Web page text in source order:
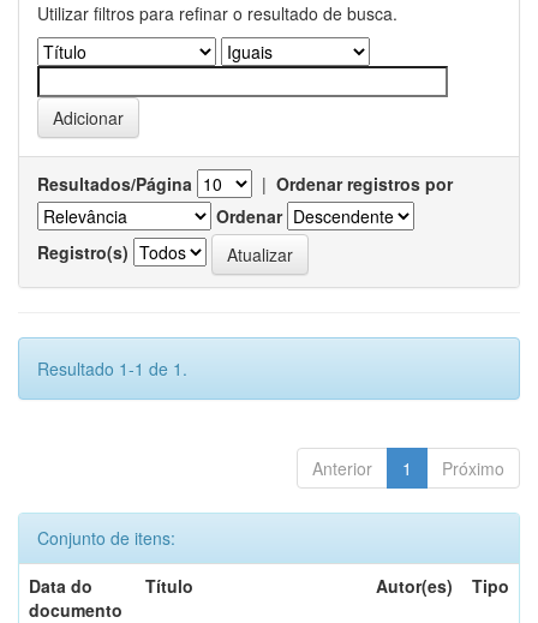
Utilizar filtros para refinar o resultado de busca.
Resultados/Página | Ordenar registros por
Ordenar
Registro(s)
Resultado 1-1 de 1.
Anterior 1 Próximo
Conjunto de itens:
Data do
documento
Título Autor(es) Tipo